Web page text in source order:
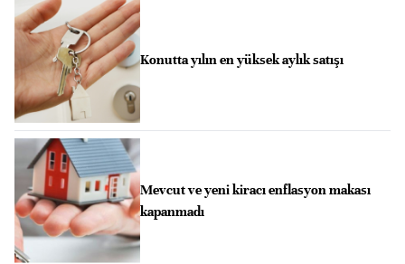
Konutta yılın en yüksek aylık satışı
Mevcut ve yeni kiracı enflasyon makası
kapanmadı